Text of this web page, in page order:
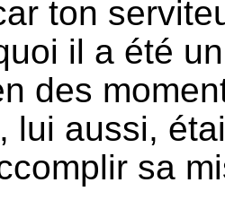
ton
il a été
des
lui aussi,
sa